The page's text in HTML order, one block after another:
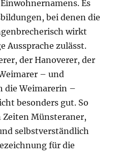
Es
bei denen die
wirkt
Aussprache zulässt.
der Hanoverer, der
– und
die Weimarerin –
besonders gut. So
Münsteraner,
selbstverständlich
für die